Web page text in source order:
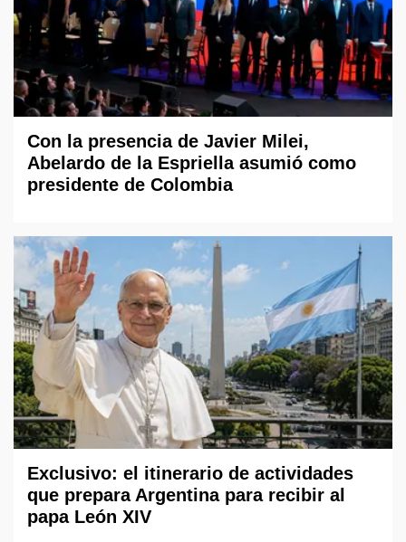
Con la presencia de Javier Milei,
Abelardo de la Espriella asumió como
presidente de Colombia
Exclusivo: el itinerario de actividades
que prepara Argentina para recibir al
papa León XIV